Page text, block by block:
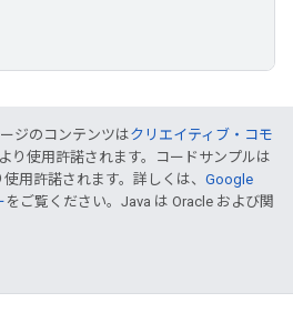
ジのコンテンツはクリエイティブ・コモ
り使用許諾されます。コードサンプルは
使用許諾されます。詳しくは、 Google
をご覧ください。Java は Oracle および関